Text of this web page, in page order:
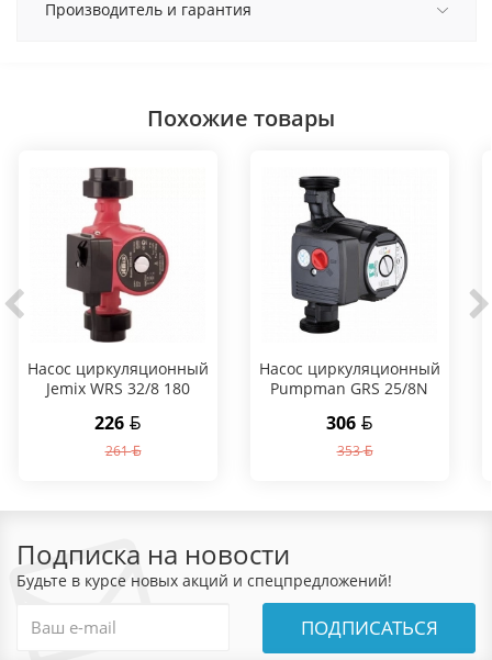
Производитель и гарантия
Похожие товары
Насос циркуляционный
Jemix WRS 32/8 180
226
261
Насос циркуляционный
Pumpman GRS 25/8N
306
353
Подписка на новости
Будьте в курсе новых акций и спецпредложений!
ПОДПИСАТЬСЯ